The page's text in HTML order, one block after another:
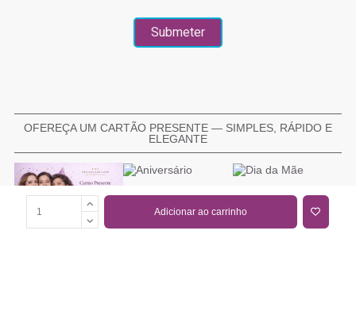
Adicionar ao carrinho
OFEREÇA UM CARTÃO PRESENTE — SIMPLES, RÁPIDO E
ELEGANTE